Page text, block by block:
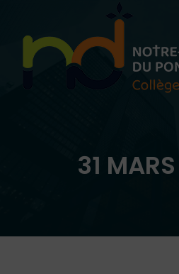
31 Vous êtes